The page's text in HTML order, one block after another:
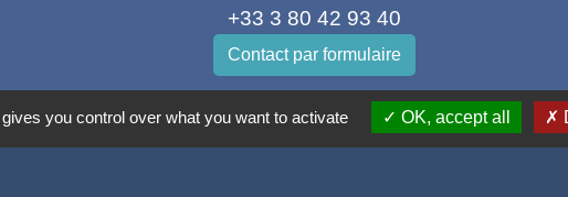
+33 3 80 42 93 40
Contact par formulaire
Mél: mairie@corcelles-les-monts.fr
you control over what you want to activate OK, accept all